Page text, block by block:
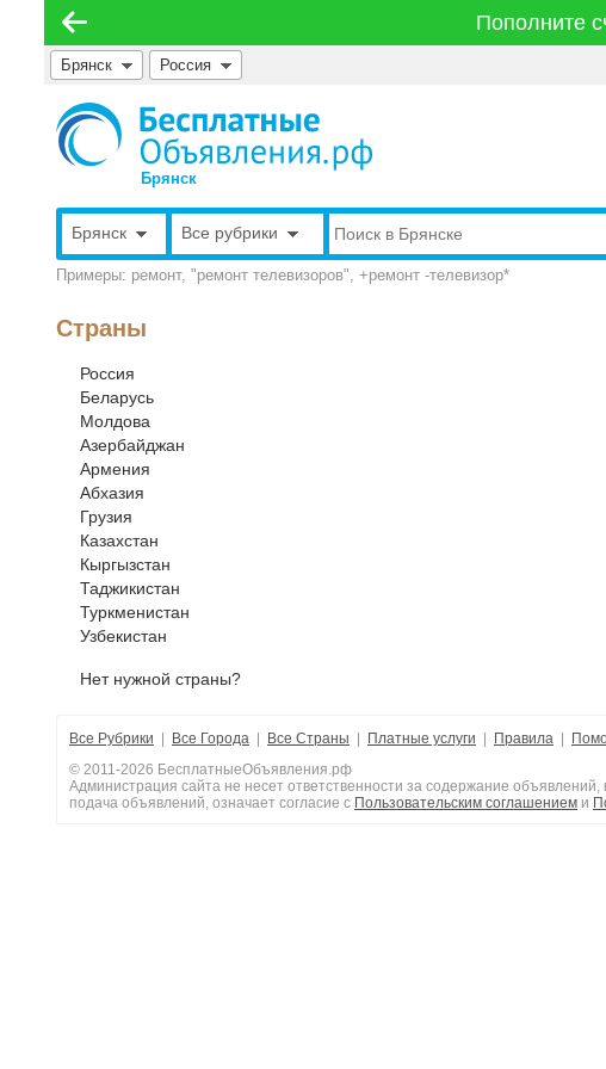
Пополните
Брянск Россия
Брянск
Брянск Все рубрики
Примеры: ремонт, "ремонт телевизоров", +ремонт -телевизор*
Страны
Россия
Беларусь
Молдова
Азербайджан
Армения
Абхазия
Грузия
Казахстан
Кыргызстан
Таджикистан
Туркменистан
Узбекистан
Нет нужной страны?
Все Рубрики Все Города Все Страны Платные услуги Правила
© 2011-2026 БесплатныеОбъявления.рф
Администрация сайта не несет ответственности за содержание
подача объявлений, означает согласие с Пользовательским соглашением и